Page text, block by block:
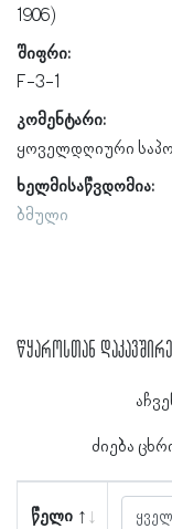
1906)
შიფრი:
F-3-1
კომენტარი:
ყოველდღიური
ხელმისაწვდომია:
ბმული
წყაროსთან
ძიება
წელი